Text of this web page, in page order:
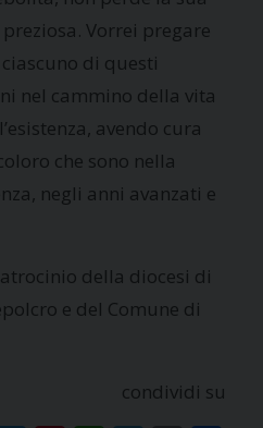
Vorrei pregare
di questi
nel cammino della vita
avendo cura
che sono nella
negli anni avanzati e
della diocesi di
e del Comune di
condividi su